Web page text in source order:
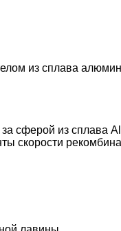
из сплава
сферой из сплава
скорости